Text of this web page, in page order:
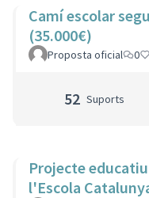
Camí escolar
(35.000€)
Proposta oficial 0
52 Suports
Projecte
l'Escola